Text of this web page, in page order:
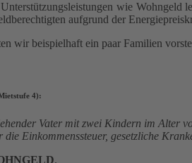
wie
aufgrund der
wir beispielhaft ein paar Familien
4):
Vater mit zwei Kindern im Alter
Einkommenssteuer, gesetzliche
.